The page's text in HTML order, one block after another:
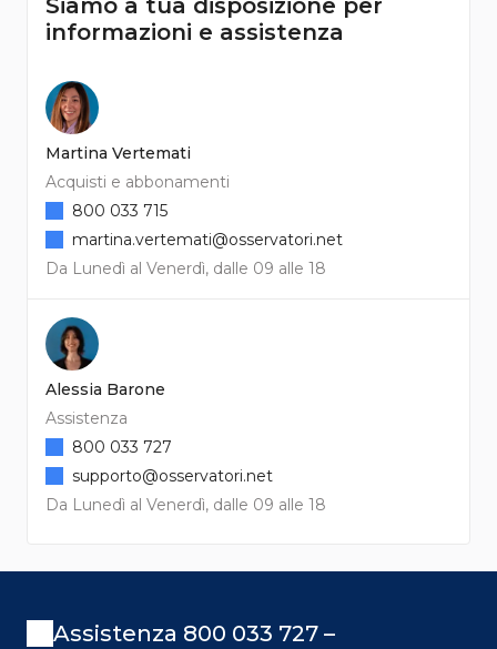
Siamo a tua disposizione per
informazioni e assistenza
Martina Vertemati
Acquisti e abbonamenti
Da Lunedì al Venerdì, dalle 09 alle 18
800 033 715
martina.vertemati@osservatori.net
Alessia Barone
Assistenza
Da Lunedì al Venerdì, dalle 09 alle 18
800 033 727
supporto@osservatori.net
Assistenza 800 033 727 –